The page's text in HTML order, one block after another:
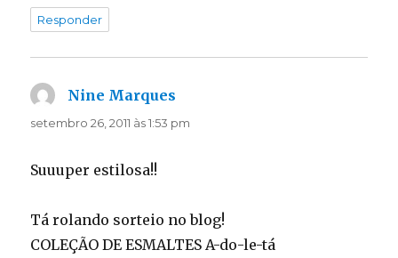
Responder
Nine Marques
setembro 26, 2011 às 1:53 pm
Suuuper estilosa!!
Tá rolando sorteio no blog!
COLEÇÃO DE ESMALTES A-do-le-tá